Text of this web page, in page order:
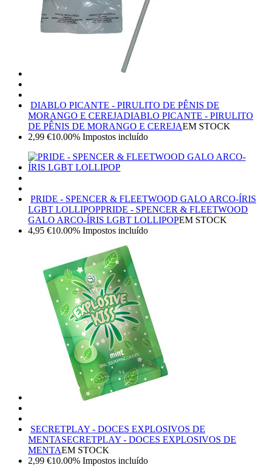
DIABLO PICANTE - PIRULITO DE PÊNIS DE
MORANGO E CEREJADIABLO PICANTE - PIRULITO
DE PÊNIS DE MORANGO E CEREJAEM STOCK
2,99 €10.00% Impostos incluído
PRIDE - SPENCER & FLEETWOOD GALO ARCO-ÍRIS
LGBT LOLLIPOPPRIDE - SPENCER & FLEETWOOD
GALO ARCO-ÍRIS LGBT LOLLIPOPEM STOCK
4,95 €10.00% Impostos incluído
SECRETPLAY - DOCES EXPLOSIVOS DE
MENTASECRETPLAY - DOCES EXPLOSIVOS DE
MENTAEM STOCK
2,99 €10.00% Impostos incluído